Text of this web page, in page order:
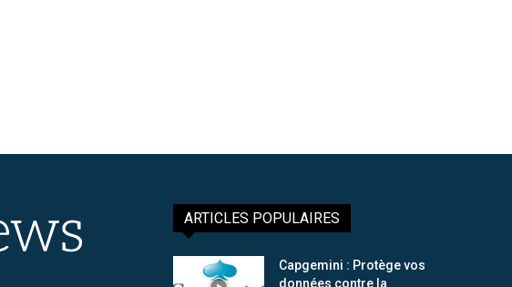
ARTICLES POPULAIRES
Capgemini : Protège vos
données contre la